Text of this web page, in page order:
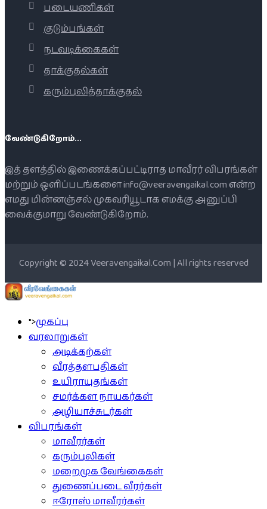
படையணிகள்
குடும்பங்கள்
நடவடிக்கைகள்
தாக்குதல்கள்
கரும்புலித்தாக்குதல்
வேண்டுகிறோம்...
இத் தளத்தில் இணைக்கப்பட்டிராத மாவீரர் விபரங்கள்
மற்றும் ஒளிப்படங்களை info@veeravengaikal.com என்ற
எமது மின்னஞ்சல் முகவரியூடாக எமக்கு அனுப்பி
வைக்குமாறு வேண்டுகிறோம்.
Copyright © 2024 Veeravengaikal.Com | All rights reserved
">முகப்பு
வரலாறுகள்
அடிக்கற்கள்
வீரத்தளபதிகள்
உயிராயுதங்கள்
சமர்க்கள நாயகர்கள்
அழியாச்சுடர்கள்
விபரங்கள்
மாவீரர்கள்
கரும்புலிகள்
மறைமுக வேங்கைகள்
துணைப்படை வீரர்கள்
ஈரோஸ் மாவீரர்கள்